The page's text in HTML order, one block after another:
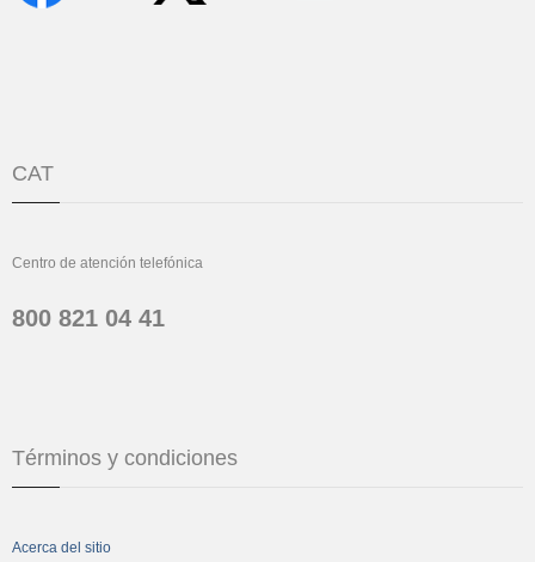
CAT
Centro de atención telefónica
800 821 04 41
Términos y condiciones
Acerca del sitio